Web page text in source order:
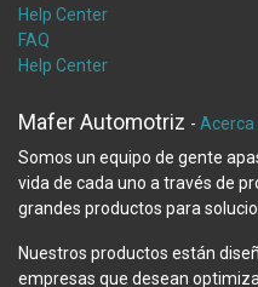
Help Center
FAQ
Help Center
Mafer Automotriz - Acerca
Somos un equipo de gente
vida de cada uno a través de
grandes productos para
Nuestros productos están
empresas que desean